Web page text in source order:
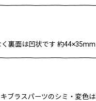
裏面は凹状です 約
ラスパーツのシミ・変色